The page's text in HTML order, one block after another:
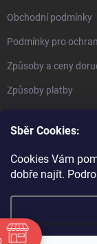
Sběr Cookies:
Cookies Vám
dobře najít.
Obchodní podmínky
Podmínky pro
Způsoby a ceny
Způsoby platby
BrillBird